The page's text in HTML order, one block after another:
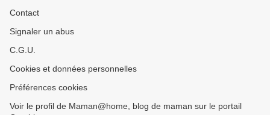
Contact
Signaler un abus
C.G.U.
Cookies et données personnelles
Préférences cookies
Voir le profil de Maman@home, blog de maman sur le portail